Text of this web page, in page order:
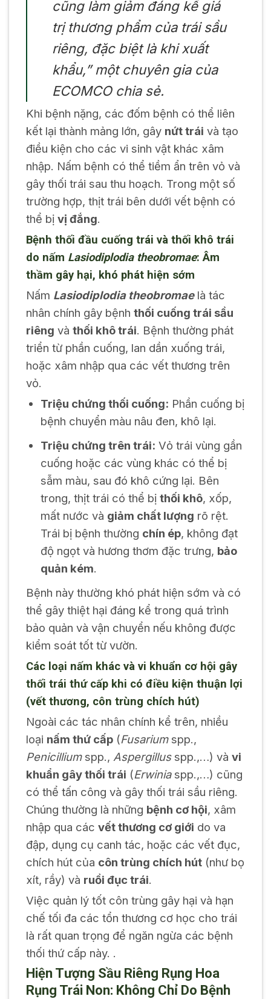
cũng làm giảm đáng kể giá
trị thương phẩm của trái sầu
riêng, đặc biệt là khi xuất
khẩu,” một chuyên gia của
ECOMCO chia sẻ.
Khi bệnh nặng, các đốm bệnh có thể liên
kết lại thành mảng lớn, gây nứt trái và tạo
điều kiện cho các vi sinh vật khác xâm
nhập. Nấm bệnh có thể tiềm ẩn trên vỏ và
gây thối trái sau thu hoạch. Trong một số
trường hợp, thịt trái bên dưới vết bệnh có
thể bị vị đắng.
Bệnh thối đầu cuống trái và thối khô trái
do nấm Lasiodiplodia theobromae: Âm
thầm gây hại, khó phát hiện sớm
Nấm Lasiodiplodia theobromaelà tác
nhân chính gây bệnh thối cuống trái sầu
riêng và thối khô trái. Bệnh thường phát
triển từ phần cuống, lan dần xuống trái,
hoặc xâm nhập qua các vết thương trên
vỏ.
Triệu chứng thối cuống: Phần cuống bị
bệnh chuyển màu nâu đen, khô lại.
Triệu chứng trên trái: Vỏ trái vùng gần
cuống hoặc các vùng khác có thể bị
sẫm màu, sau đó khô cứng lại. Bên
trong, thịt trái có thể bị thối khô, xốp,
mất nước và giảm chất lượng rõ rệt.
Trái bị bệnh thường chín ép, không đạt
độ ngọt và hương thơm đặc trưng, bảo
quản kém.
Bệnh này thường khó phát hiện sớm và có
thể gây thiệt hại đáng kể trong quá trình
bảo quản và vận chuyển nếu không được
kiểm soát tốt từ vườn.
Các loại nấm khác và vi khuẩn cơ hội gây
thối trái thứ cấp khi có điều kiện thuận lợi
(vết thương, côn trùng chích hút)
Ngoài các tác nhân chính kể trên, nhiều
loại nấm thứ cấp(Fusariumspp.,
Penicilliumspp., Aspergillusspp.,…) và vi
khuẩn gây thối trái (Erwiniaspp.,…) cũng
có thể tấn công và gây thối trái sầu riêng.
Chúng thường là những bệnh cơ hội, xâm
nhập qua các vết thương cơ giới do va
đập, dụng cụ canh tác, hoặc các vết đục,
chích hút của côn trùng chích hút(như bọ
xít, rầy) và ruồi đục trái.
Việc quản lý tốt côn trùng gây hại và hạn
chế tối đa các tổn thương cơ học cho trái
là rất quan trọng để ngăn ngừa các bệnh
thối thứ cấp này. .
Hiện Tượng Sầu Riêng Rụng Hoa
Rụng Trái Non: Không Chỉ Do Bệnh